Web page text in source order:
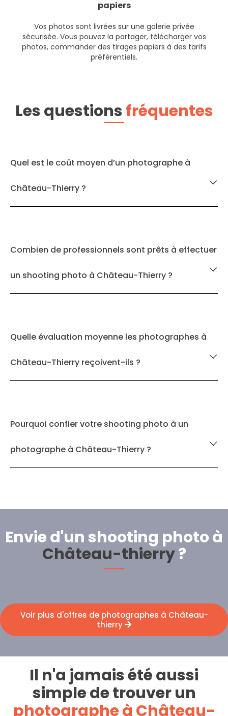
papiers
Vos photos sont livrées sur une galerie privée
sécurisée. Vous pouvez la partager, télécharger vos
photos, commander des tirages papiers à des tarifs
préférentiels.
Les questionsfréquentes
Quel est le coût moyen d’un photographe à
Château-Thierry ?
Combien de professionnels sont prêts à effectuer
un shooting photo à Château-Thierry ?
Quelle évaluation moyenne les photographes à
Château-Thierry reçoivent-ils ?
Pourquoi confier votre shooting photo à un
photographe à Château-Thierry ?
Envie d'un shooting photo à
Château-thierry?
Voir plus d'offres de photographes à Château-
thierry
Il n'a jamais été aussi
simple de trouver un
photographe à Château-